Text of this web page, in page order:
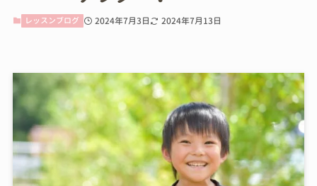
レッスンブログ 2024年7月3日 2024年7月13日